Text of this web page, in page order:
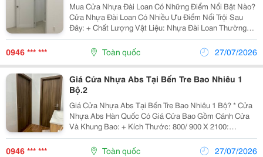
Mua Cửa Nhựa Đài Loan Có Những Điểm Nổi Bật Nào?
Cửa Nhựa Đài Loan Có Nhiều Ưu Điểm Nổi Trội Sau
Đây: + Chất Lượng Vật Liệu: Nhựa Đài Loan Thường
Được Sản Xuất Từ Các Loại Nhựa Cao Cấp Pvc Có Đặc
Tính Bền, Không Bị Biến Dạng Dưới Tác Động Của...
0946 *** *** Toàn quốc 27/07/2026
Giá Cửa Nhựa Abs Tại Bến Tre Bao Nhiêu 1
Bộ.2
Giá Cửa Nhựa Abs Tại Bến Tre Bao Nhiêu 1 Bộ? * Cửa
Nhựa Abs Hàn Quốc Có Giá Cửa Bao Gồm Cánh Cửa
Và Khung Bao: + Kích Thước: 800/ 900 X 2100:
3.201.000Đ/ Bộ + Kích Thước: 800/ 900 X 2100:
3.301.000Đ/ Bộ * Lưu Ý Khi Mua Cửa Nhựa Abs Tại
0946 *** *** Toàn quốc 27/07/2026